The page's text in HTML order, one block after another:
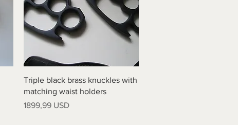
Vista rapida
Triple black brass knuckles with
matching waist holders
Prezzo
1899,99 USD